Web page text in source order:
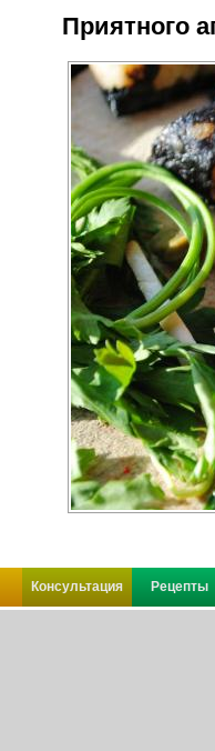
Приятного
Консультация Рецепты